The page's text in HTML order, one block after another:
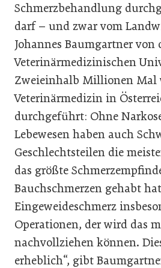
Schmerzbehandlung
darf – und zwar vom
Johannes Baumgartner von
Veterinärmedizinischen
Zweieinhalb Millionen Mal
Veterinärmedizin in
durchgeführt: Ohne
Lebewesen haben auch
Geschlechtsteilen die
das größte
Bauchschmerzen gehabt
Eingeweideschmerz
Operationen, der wird das
nachvollziehen können.
erheblich“, gibt